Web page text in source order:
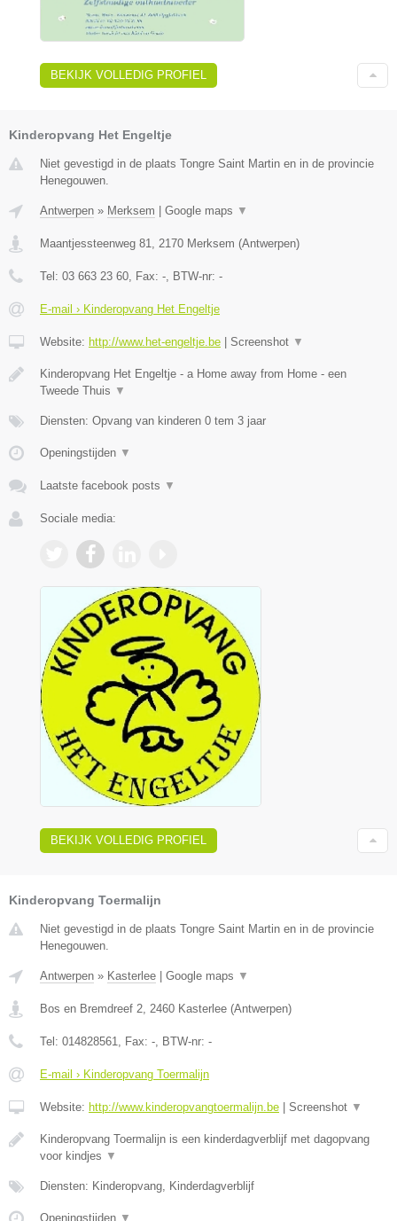
BEKIJK VOLLEDIG PROFIEL
Kinderopvang Het Engeltje
Niet gevestigd in de plaats Tongre Saint Martin en in de provincie
Henegouwen.
Antwerpen » Merksem Google maps ▼
Maantjessteenweg 81, 2170 Merksem (Antwerpen)
Tel: 03 663 23 60, Fax: -, BTW-nr: -
E-mail › Kinderopvang Het Engeltje
Website: http://www.het-engeltje.be Screenshot ▼
Kinderopvang Het Engeltje - a Home away from Home - een
Tweede Thuis ▼
Diensten: Opvang van kinderen 0 tem 3 jaar
Openingstijden ▼
Laatste facebook posts ▼
Sociale media:
BEKIJK VOLLEDIG PROFIEL
Kinderopvang Toermalijn
Niet gevestigd in de plaats Tongre Saint Martin en in de provincie
Henegouwen.
Antwerpen » Kasterlee Google maps ▼
Bos en Bremdreef 2, 2460 Kasterlee (Antwerpen)
Tel: 014828561, Fax: -, BTW-nr: -
E-mail › Kinderopvang Toermalijn
Website: http://www.kinderopvangtoermalijn.be Screenshot ▼
Kinderopvang Toermalijn is een kinderdagverblijf met dagopvang
voor kindjes ▼
Diensten: Kinderopvang, Kinderdagverblijf
Openingstijden ▼